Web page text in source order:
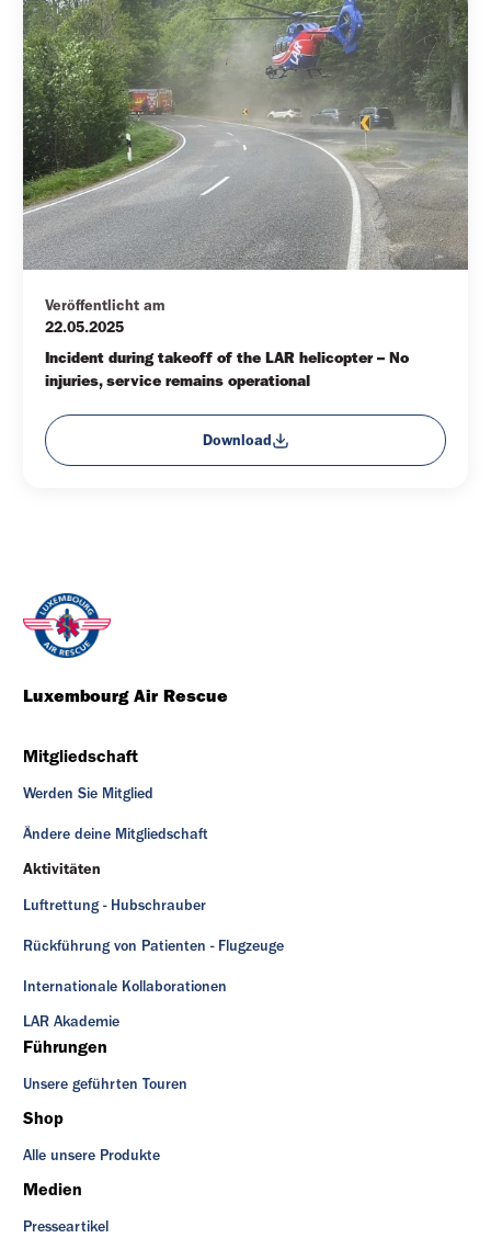
Veröffentlicht am
22.05.2025
Incident during takeoff of the LAR helicopter – No
injuries, service remains operational
Download
Luxembourg Air Rescue
Mitgliedschaft
Werden Sie Mitglied
Ändere deine Mitgliedschaft
Aktivitäten
Luftrettung - Hubschrauber
Rückführung von Patienten - Flugzeuge
Internationale Kollaborationen
LAR Akademie
Führungen
Unsere geführten Touren
Shop
Alle unsere Produkte
Medien
Presseartikel